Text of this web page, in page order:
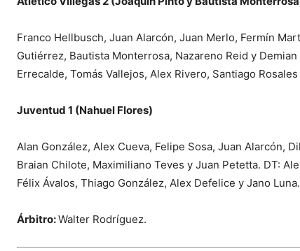
Franco Hellbusch, Juan Alarcón, Juan Merlo, Fermín
Gutiérrez, Bautista Monterrosa, Nazareno Reid y
Errecalde, Tomás Vallejos, Alex Rivero, Santiago
Juventud 1 (Nahuel Flores)
Alan González, Alex Cueva, Felipe Sosa, Juan Alarcón,
Braian Chilote, Maximiliano Teves y Juan Petetta. DT:
Félix Ávalos, Thiago González, Alex Defelice y Jano Luna.
Árbitro:Walter Rodríguez.